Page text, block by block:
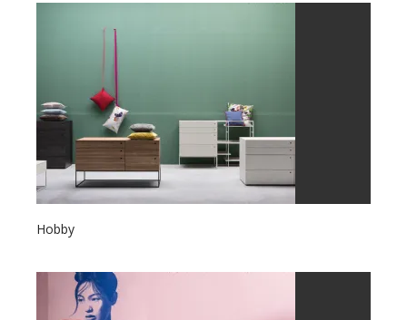
Hobby